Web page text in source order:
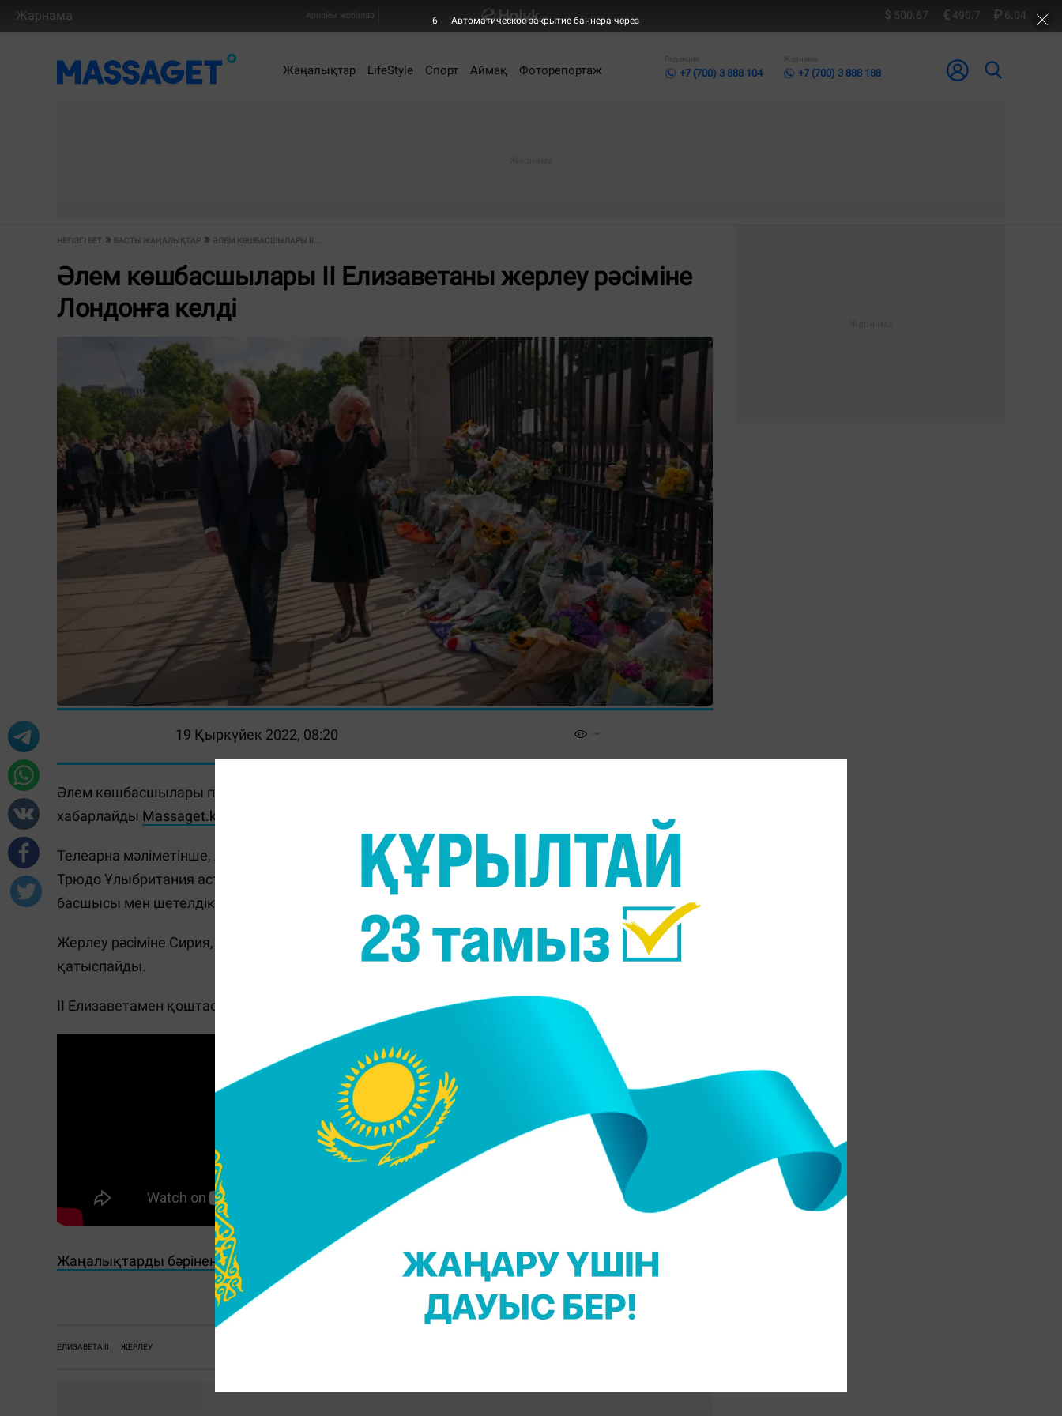
Жарнама Арнайы жобалар 500.67 490.7 6.04
Жаңалықтар LifeStyle Спорт Аймақ Фоторепортаж
Редакция
+7 (700) 3 888 104
Жарнама
+7 (700) 3 888 188
НЕГІЗГІ БЕТ БАСТЫ ЖАҢАЛЫҚТАР ӘЛЕМ КӨШБАСШЫЛАРЫ II...
Әлем көшбасшылары II Елизаветаны жерлеу рәсіміне
Лондонға келді
19 Қыркүйек 2022, 08:20
Әлем көшбасшылары патшайым II Елизаветаны жерлеу рәсіміне Лондонға келді, - деп
хабарлайды Massaget.kz
Телеарна мәліметінше, АҚШ президенті Джо Байден мен Канада премьер-министрі Джастин
Трюдо Ұлыбритания астанасына келген. Жерлеу рәсіміне орай Лондонға 500-ге жуық мемлекет
басшысы мен шетелдік мәртебелі мейман келеді деп күтіліп отыр.
Жерлеу рәсіміне Сирия, Ауғанстан, Мьянма, Беларусь және Венесуэла, Ресей елдерінің өкілдері
қатыспайды.
II Елизаветамен қоштасу рәсімі дүйсенбі, 19 қыркүйекте кешке аяқталады.
Жаңалықтарды бәрінен бұрын біліп отырғыңыз келсе, Telegram-арнамызға жазылыңыз!
Г. Досымшалова
ЕЛИЗАВЕТА II ЖЕРЛЕУ
5 Автоматическое закрытие баннера через